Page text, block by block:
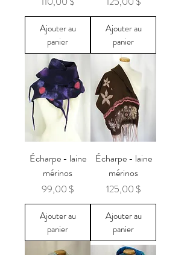
Ajouter au
panier
Ajouter au
panier
Écharpe - laine
mérinos
Prix
99,00 $
Ajouter au
panier
Écharpe - laine
mérinos
Prix
125,00 $
Ajouter au
panier